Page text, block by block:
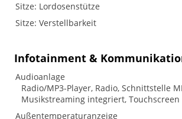
Sitze: Lordosenstütze
Sitze: Verstellbarkeit
Infotainment &
Audioanlage
Radio/MP3-Player, Radio, Schnittstelle
Musikstreaming integriert, Touchscreen
Außentemperaturanzeige